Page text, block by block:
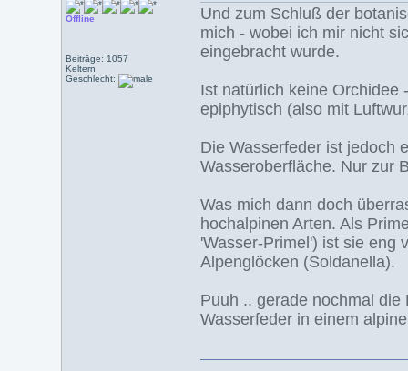
Offline
Beiträge: 1057
Keltern
Geschlecht:
Und zum Schluß der
mich - wobei ich mir nicht
eingebracht wurde.
Ist natürlich keine Orchidee
epiphytisch (also mit
Die Wasserfeder ist jedoch
Wasseroberfläche. Nur zur
Was mich dann doch
hochalpinen Arten. Als
'Wasser-Primel') ist sie eng
Alpenglöcken (Soldanella).
Puuh .. gerade nochmal
Wasserfeder in einem